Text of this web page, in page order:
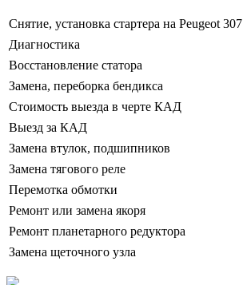
Снятие, установка стартера на Peugeot 307
Диагностика
Восстановление статора
Замена, переборка бендикса
Стоимость выезда в черте КАД
Выезд за КАД
Замена втулок, подшипников
Замена тягового реле
Перемотка обмотки
Ремонт или замена якоря
Ремонт планетарного редуктора
Замена щеточного узла